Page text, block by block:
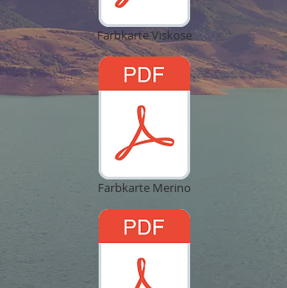
Farbkarte Viskose
Farbkarte Merino